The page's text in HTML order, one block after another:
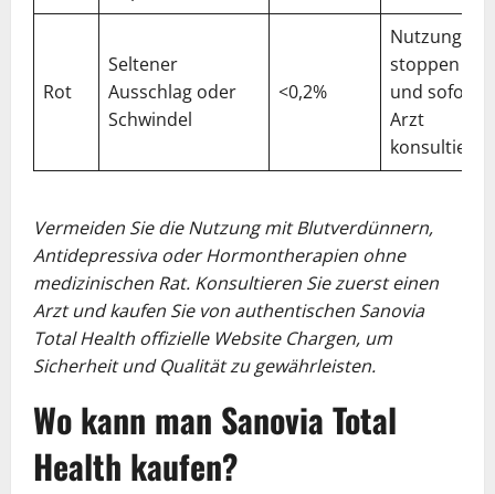
Rot
Seltener
Ausschlag oder
Schwindel
<0,2%
Nutzung
stoppen
und sofort
Arzt
konsultieren
Vermeiden Sie die Nutzung mit Blutverdünnern,
Antidepressiva oder Hormontherapien ohne
medizinischen Rat. Konsultieren Sie zuerst einen
Arzt und kaufen Sie von authentischen Sanovia
Total Health offizielle Website Chargen, um
Sicherheit und Qualität zu gewährleisten.
Wo kann man Sanovia Total
Health kaufen?